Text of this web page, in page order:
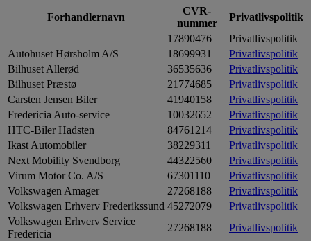
Forhandlernavn
CVR-
nummer
Privatlivspolitik
17890476
Privatlivspolitik
Autohuset Hørsholm A/S
18699931
Privatlivspolitik
Bilhuset Allerød
36535636
Privatlivspolitik
Bilhuset Præstø
21774685
Privatlivspolitik
Carsten Jensen Biler
41940158
Privatlivspolitik
Fredericia Auto-service
10032652
Privatlivspolitik
HTC-Biler Hadsten
84761214
Privatlivspolitik
Ikast Automobiler
38229311
Privatlivspolitik
Next Mobility Svendborg
44322560
Privatlivspolitik
Virum Motor Co. A/S
67301110
Privatlivspolitik
Volkswagen Amager
27268188
Privatlivspolitik
Volkswagen Erhverv Frederikssund 45272079
Privatlivspolitik
Volkswagen Erhverv Service
Fredericia
27268188
Privatlivspolitik